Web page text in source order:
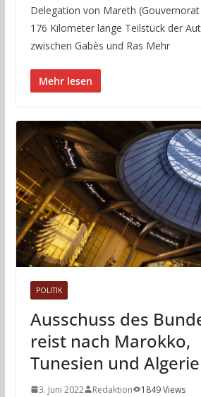
Delegation von Mareth (Gouvernorat
176 Kilometer lange Teilstück der
zwischen Gabès und Ras Mehr
Mehr lesen
POLITIK
Ausschuss des
reist nach Marokko,
Tunesien und
3. Juni 2022 Redaktion
1849 Views